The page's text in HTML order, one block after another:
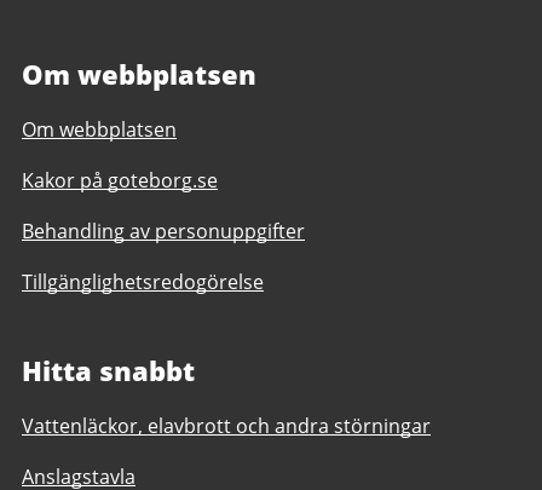
Om webbplatsen
Om webbplatsen
Kakor på goteborg.se
Behandling av personuppgifter
Tillgänglighetsredogörelse
Hitta snabbt
Vattenläckor, elavbrott och andra störningar
Anslagstavla